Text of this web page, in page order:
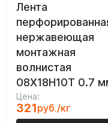
Лента
нержавеющая
монтажная
волнистая
08Х18Н10Т 0.7
Цена:
321руб./кг